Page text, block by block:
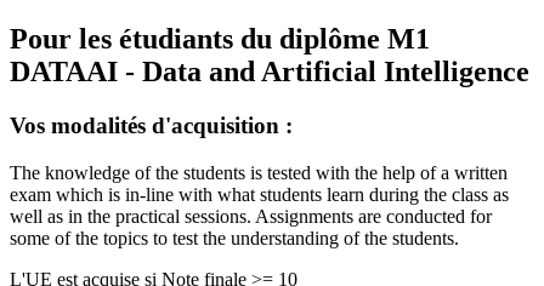
Pour les étudiants du diplôme M1
DATAAI - Data and Artificial Intelligence
Vos modalités d'acquisition :
The knowledge of the students is tested with the help of a written
exam which is in-line with what students learn during the class as
well as in the practical sessions. Assignments are conducted for
some of the topics to test the understanding of the students.
L'UE est acquise si Note finale >= 10